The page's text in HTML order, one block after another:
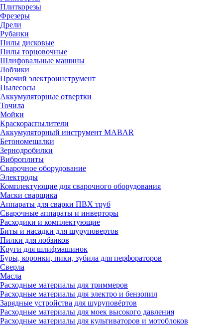
Плиткорезы
Фрезеры
Дрели
Рубанки
Пилы дисковые
Пилы торцовочные
Шлифовальные машины
Лобзики
Прочий электроинструмент
Пылесосы
Аккумуляторные отвертки
Точила
Мойки
Краскораспылители
Аккумуляторный инструмент MABAR
Бетономешалки
Зернодробилки
Виброплиты
Сварочное оборудование
Электроды
Комплектующие для сварочного оборудования
Маски сварщика
Аппараты для сварки ПВХ труб
Сварочные аппараты и инверторы
Расходики и комплектующие
Биты и насадки для шуруповертов
Пилки для лобзиков
Круги для шлифмашинок
Буры, коронки, пики, зубила для перфораторов
Сверла
Масла
Расходные материалы для триммеров
Расходные материалы для электро и бензопил
Зарядные устройства для шуруповёртов
Расходные материалы для моек высокого давления
Расходные материалы для культиваторов и мотоблоков